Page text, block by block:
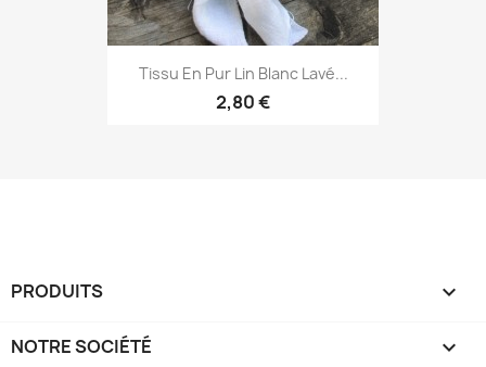
Tissu En Pur Lin Blanc Lavé...
2,80 €
PRODUITS 
NOTRE SOCIÉTÉ 